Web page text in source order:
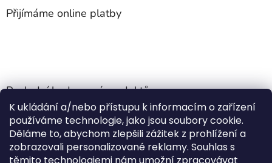
K ukládání a/nebo přístupu k informacím o zařízení
používáme technologie, jako jsou soubory cookie.
Děláme to, abychom zlepšili zážitek z prohlížení a
zobrazovali personalizované reklamy. Souhlas s
Přijímáme online platby
Poslední hodnocení produktů
Jehla do nádrže k nezávislému topení
Hodnocení produktu je 5 z 5 hvězdiček.
| Martin Nevrlý
ano